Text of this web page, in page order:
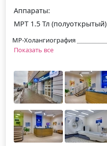
Аппараты:
МРТ 1.5 Тл (полуоткрытый)
МР-Холангиография
Показать все